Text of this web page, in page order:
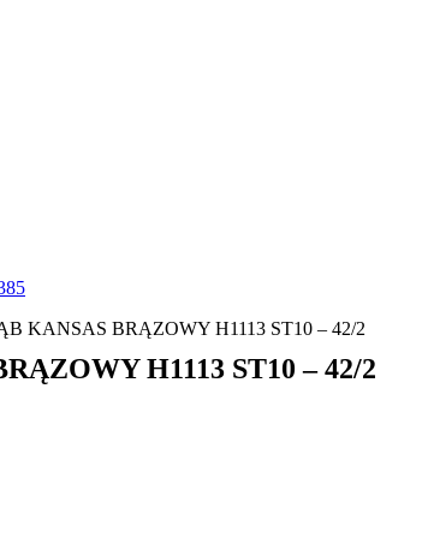
KANSAS BRĄZOWY H1113 ST10 – 42/2
H1113 ST10 – 42/2